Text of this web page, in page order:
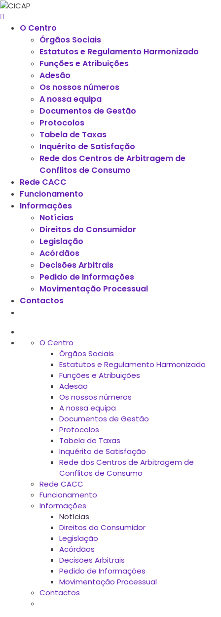
O Centro
Órgãos Sociais
Estatutos e Regulamento Harmonizado
Funções e Atribuições
Adesão
Os nossos números
A nossa equipa
Documentos de Gestão
Protocolos
Tabela de Taxas
Inquérito de Satisfação
Rede dos Centros de Arbitragem de
Conflitos de Consumo
Rede CACC
Funcionamento
Informações
Notícias
Direitos do Consumidor
Legislação
Acórdãos
Decisões Arbitrais
Pedido de Informações
Movimentação Processual
Contactos
O Centro
Órgãos Sociais
Estatutos e Regulamento Harmonizado
Funções e Atribuições
Adesão
Os nossos números
A nossa equipa
Documentos de Gestão
Protocolos
Tabela de Taxas
Inquérito de Satisfação
Rede dos Centros de Arbitragem de
Conflitos de Consumo
Rede CACC
Funcionamento
Informações
Notícias
Direitos do Consumidor
Legislação
Acórdãos
Decisões Arbitrais
Pedido de Informações
Movimentação Processual
Contactos